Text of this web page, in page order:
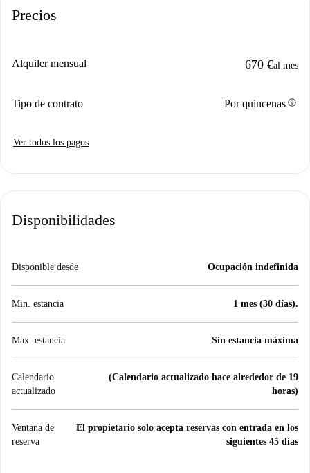
Precios
Alquiler mensual 670 €al mes
Tipo de contrato Por quincenasinfo
Ver todos los pagos
Disponibilidades
Disponible desde Ocupación indefinida
Min. estancia 1 mes (30 días).
Max. estancia Sin estancia máxima
Calendario
actualizado
(Calendario actualizado hace alrededor de 19
horas)
Ventana de
reserva
El propietario solo acepta reservas con entrada en los
siguientes 45 días